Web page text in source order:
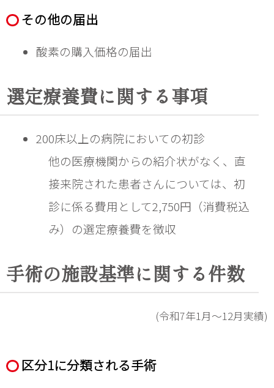
その他の届出
酸素の購入価格の届出
選定療養費に関する事項
200床以上の病院においての初診
他の医療機関からの紹介状がなく、直
接来院された患者さんについては、初
診に係る費用として2,750円（消費税込
手術の施設基準に関する件数
(令和7年1月～12月実績)
区分1に分類される手術